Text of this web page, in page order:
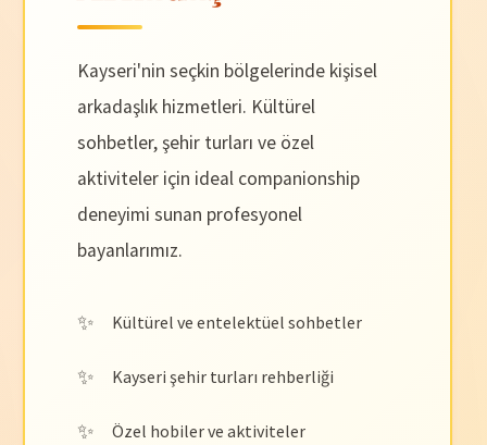
Kayseri'nin seçkin bölgelerinde kişisel
arkadaşlık hizmetleri. Kültürel
sohbetler, şehir turları ve özel
aktiviteler için ideal companionship
deneyimi sunan profesyonel
bayanlarımız.
Kültürel ve entelektüel sohbetler
Kayseri şehir turları rehberliği
Özel hobiler ve aktiviteler